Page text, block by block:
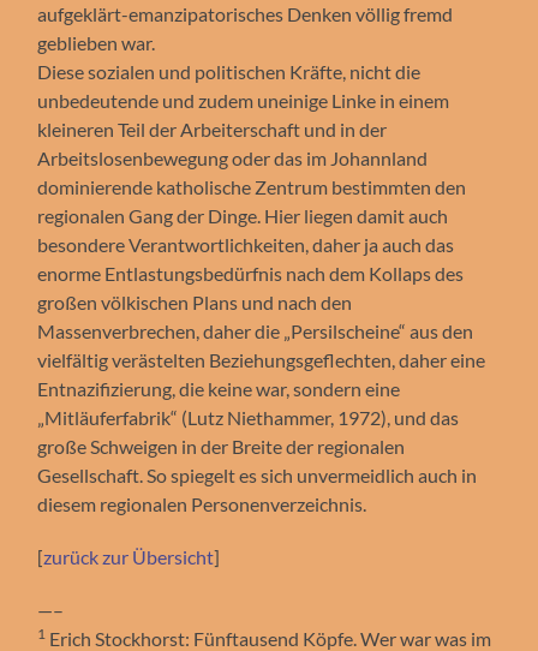
aufgeklärt-emanzipatorisches Denken völlig fremd
geblieben war.
Diese sozialen und politischen Kräfte, nicht die
unbedeutende und zudem uneinige Linke in einem
kleineren Teil der Arbeiterschaft und in der
Arbeitslosenbewegung oder das im Johannland
dominierende katholische Zentrum bestimmten den
regionalen Gang der Dinge. Hier liegen damit auch
besondere Verantwortlichkeiten, daher ja auch das
enorme Entlastungsbedürfnis nach dem Kollaps des
großen völkischen Plans und nach den
Massenverbrechen, daher die „Persilscheine“ aus den
vielfältig verästelten Beziehungsgeflechten, daher eine
Entnazifizierung, die keine war, sondern eine
„Mitläuferfabrik“ (Lutz Niethammer, 1972), und das
große Schweigen in der Breite der regionalen
Gesellschaft. So spiegelt es sich unvermeidlich auch in
diesem regionalen Personenverzeichnis.
[zurück zur Übersicht]
—–
1 Erich Stockhorst: Fünftausend Köpfe. Wer war was im